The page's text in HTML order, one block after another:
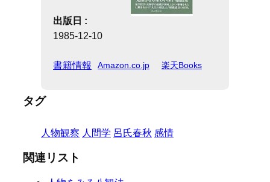
出版日 :
1985-12-10
書籍情報 Amazon.co.jp 楽天Books
タグ
人物観察 人間学 呂氏春秋 感情
関連リスト